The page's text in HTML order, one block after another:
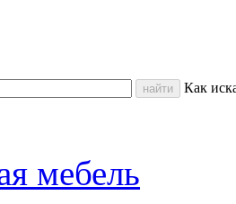
Как
мебель